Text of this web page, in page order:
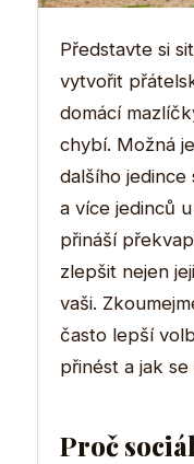
Představte si
vytvořit
domácí
chybí. Možná
dalšího
a více jedinců
přináší
zlepšit nejen
vaši.
často lepší
přinést a jak
Proč